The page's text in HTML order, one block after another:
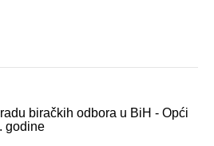
biračkih odbora u BiH - Opći
godine